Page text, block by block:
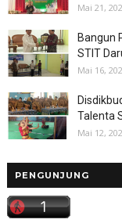
Mai 21,
Bangun
STIT
Mai 16,
Talenta
Mai 12,
PENGUNJUNG